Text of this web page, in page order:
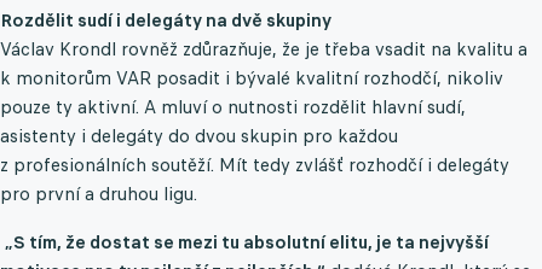
Rozdělit sudí i delegáty na dvě skupiny
Václav Krondl rovněž zdůrazňuje, že je třeba vsadit na kvalitu a
k monitorům VAR posadit i bývalé kvalitní rozhodčí, nikoliv
pouze ty aktivní. A mluví o nutnosti rozdělit hlavní sudí,
asistenty i delegáty do dvou skupin pro každou
z profesionálních soutěží. Mít tedy zvlášť rozhodčí i delegáty
pro první a druhou ligu.
„S tím, že dostat se mezi tu absolutní elitu, je ta nejvyšší